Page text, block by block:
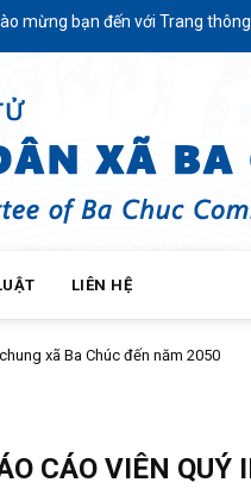
đến với Trang thông tin điện tử
LIÊN HỆ
Ba Chúc đến năm 2050
CÁO VIÊN QUÝ